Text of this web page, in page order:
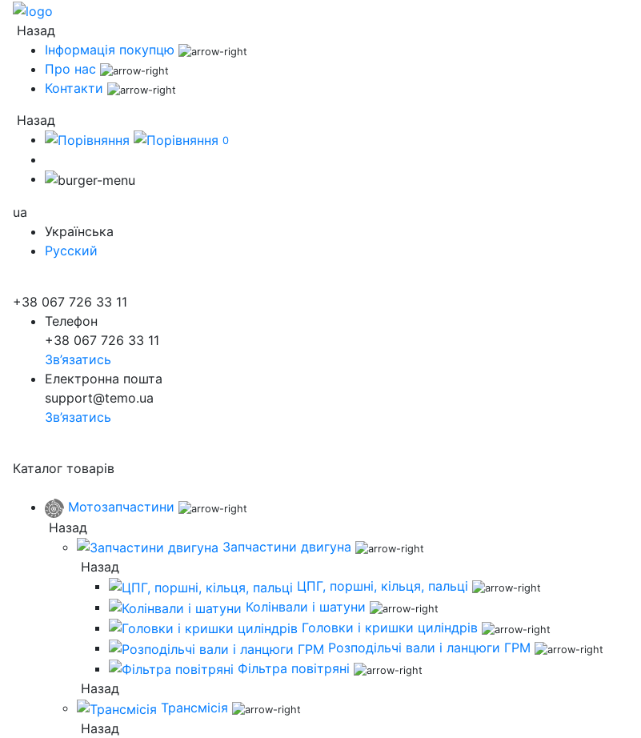
Назад
Інформація покупцю
Про нас
Контакти
Назад
0
ua
Українська
Русский
+38 067 726 33 11
Телефон
+38 067 726 33 11
Зв’язатись
Електронна пошта
support@temo.ua
Зв’язатись
Каталог товарів
Мотозапчастини
Назад
Запчастини двигуна
Назад
ЦПГ, поршні, кільця, пальці
Колінвали і шатуни
Головки і кришки циліндрів
Розподільчі вали і ланцюги ГРМ
Фільтра повітряні
Назад
Трансмісія
Назад